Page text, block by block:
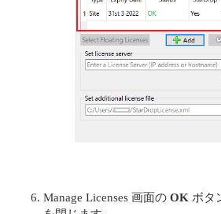
Manage Licenses 画面の OK ボタ